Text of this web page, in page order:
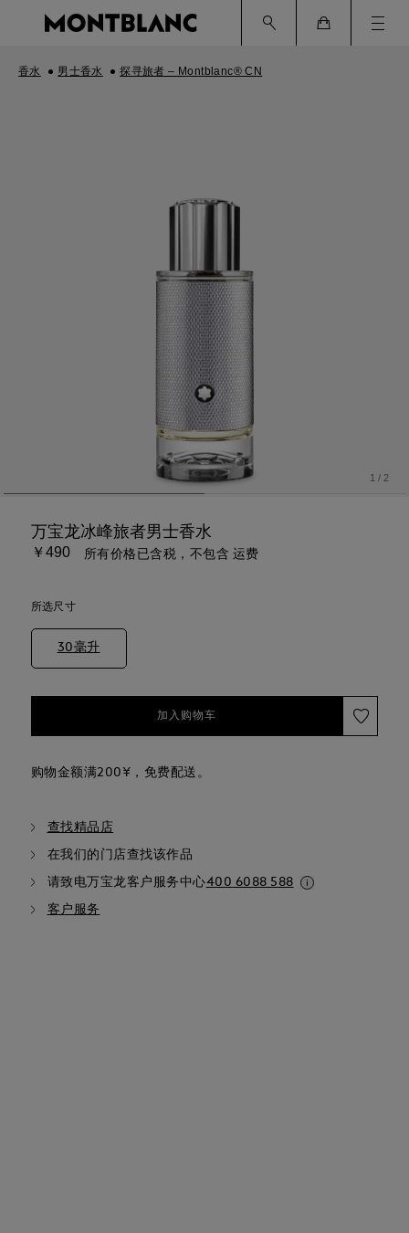
香水 男士香水 探寻旅者 – Montblanc® CN
1 / 2
万宝龙冰峰旅者男士香水
￥490 所有价格已含税，不包含 运费
所选尺寸
30毫升
加入购物车
购物金额满200¥，免费配送。
查找精品店
在我们的门店查找该作品
请致电万宝龙客户服务中心400 6088 588
客户服务